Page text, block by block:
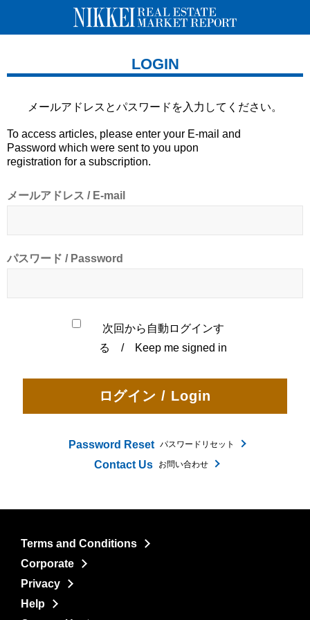
LOGIN
メールアドレスとパスワードを 入力してください。
To access articles, please enter your E-mail and
Password which were sent to you upon
registration for a subscription.
メールアドレス / E-mail
パスワード / Password
次回から自動ログインす
る / Keep me signed in
Password Reset パスワードリセット
Contact Us お問い合わせ
Terms and Conditions
Corporate
Privacy
Help